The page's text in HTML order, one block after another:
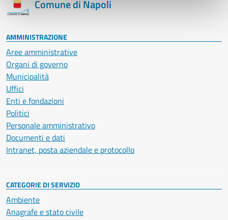
Comune di Napoli
AMMINISTRAZIONE
Aree amministrative
Organi di governo
Municipalità
Uffici
Enti e fondazioni
Politici
Personale amministrativo
Documenti e dati
Intranet, posta aziendale e protocollo
CATEGORIE DI SERVIZIO
Ambiente
Anagrafe e stato civile